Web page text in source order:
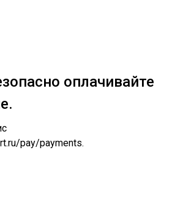
оплачивайте
pay/payments.